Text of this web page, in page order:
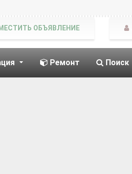
Ремонт Поиск
ОБЪЯВЛЕНИЕ